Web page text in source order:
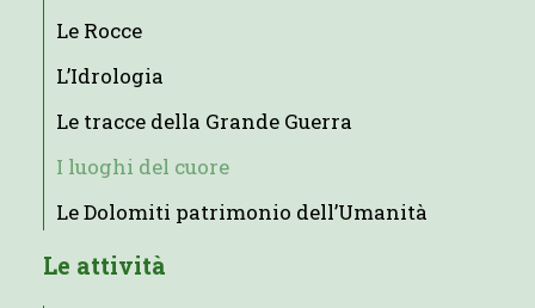
Le Rocce
L’Idrologia
Le tracce della Grande Guerra
I luoghi del cuore
Le Dolomiti patrimonio dell’Umanità
Le attività